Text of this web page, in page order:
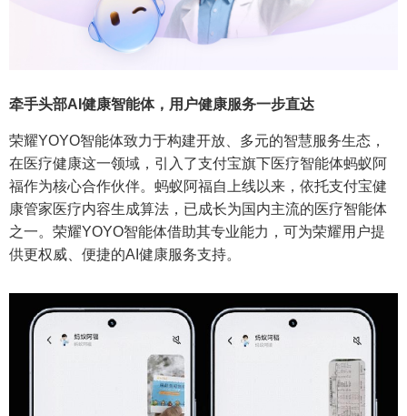
牵手头部AI健康智能体，用户健康服务一步直达
荣耀YOYO智能体致力于构建开放、多元的智慧服务生态，
在医疗健康这一领域，引入了支付宝旗下医疗智能体蚂蚁阿
福作为核心合作伙伴。蚂蚁阿福自上线以来，依托支付宝健
康管家医疗内容生成算法，已成长为国内主流的医疗智能体
之一。荣耀YOYO智能体借助其专业能力，可为荣耀用户提
供更权威、便捷的AI健康服务支持。